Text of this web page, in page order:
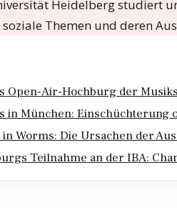
Heidelberg studiert
Themen und deren
Open-Air-Hochburg der
in München: Einschüchterung
in Worms: Die Ursachen der
Teilnahme an der IBA: